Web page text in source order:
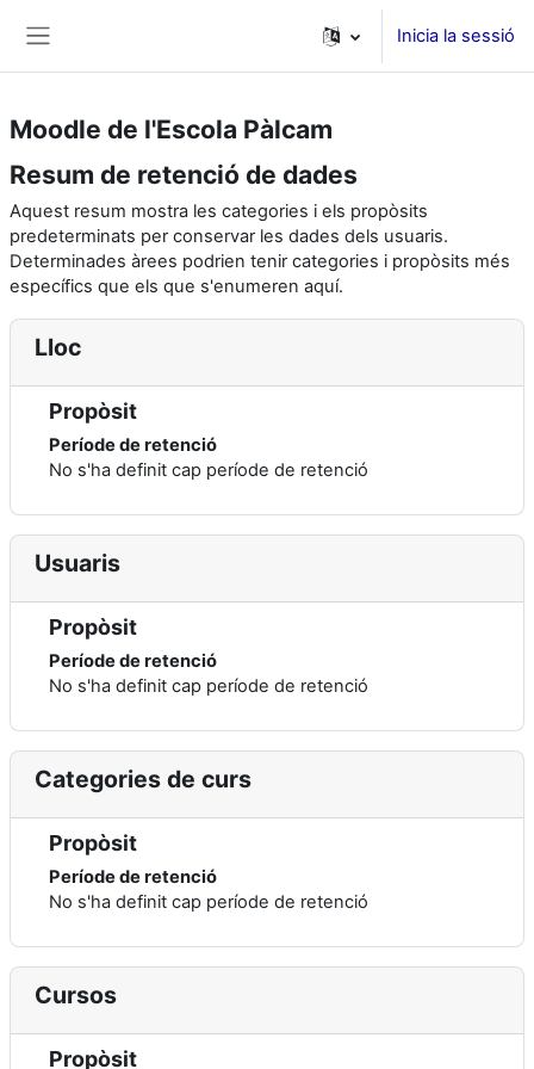
Inicia la sessió
Moodle de l'Escola Pàlcam
Resum de retenció de dades
Aquest resum mostra les categories i els propòsits
predeterminats per conservar les dades dels usuaris.
Determinades àrees podrien tenir categories i propòsits més
específics que els que s'enumeren aquí.
Lloc
Propòsit
Període de retenció
No s'ha definit cap període de retenció
Usuaris
Propòsit
Període de retenció
No s'ha definit cap període de retenció
Categories de curs
Propòsit
Període de retenció
No s'ha definit cap període de retenció
Cursos
Propòsit